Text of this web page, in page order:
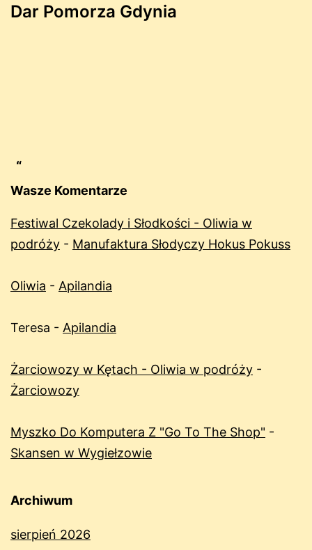
Dar Pomorza Gdynia
Wasze Komentarze
Festiwal Czekolady i Słodkości - Oliwia w
podróży - Manufaktura Słodyczy Hokus Pokuss
Oliwia - Apilandia
Teresa - Apilandia
Żarciowozy w Kętach - Oliwia w podróży -
Żarciowozy
Myszko Do Komputera Z "Go To The Shop" -
Skansen w Wygiełzowie
Archiwum
sierpień 2026